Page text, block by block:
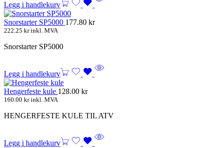
Legg i handlekurv
Snorstarter SP5000 177.80 kr
222.25 krinkl. MVA
Snorstarter SP5000
Legg i handlekurv
Hengerfeste kule 128.00 kr
160.00 krinkl. MVA
HENGERFESTE KULE TIL ATV
Legg i handlekurv